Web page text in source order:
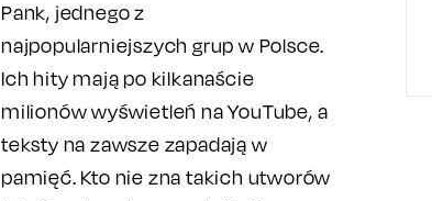
Pank, jednego z
najpopularniejszych grup w Polsce.
Ich hity mają po kilkanaście
milionów wyświetleń na YouTube, a
teksty na zawsze zapadają w
pamięć. Kto nie zna takich utworów